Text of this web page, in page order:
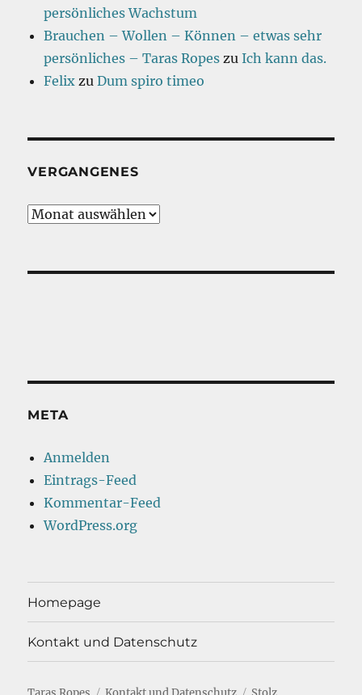
persönliches Wachstum
Brauchen – Wollen – Können – etwas sehr
persönliches – Taras Ropes zuIch kann das.
Felix zuDum spiro timeo
VERGANGENES
Vergangenes
META
Anmelden
Eintrags-Feed
Kommentar-Feed
WordPress.org
Homepage
Kontakt und Datenschutz